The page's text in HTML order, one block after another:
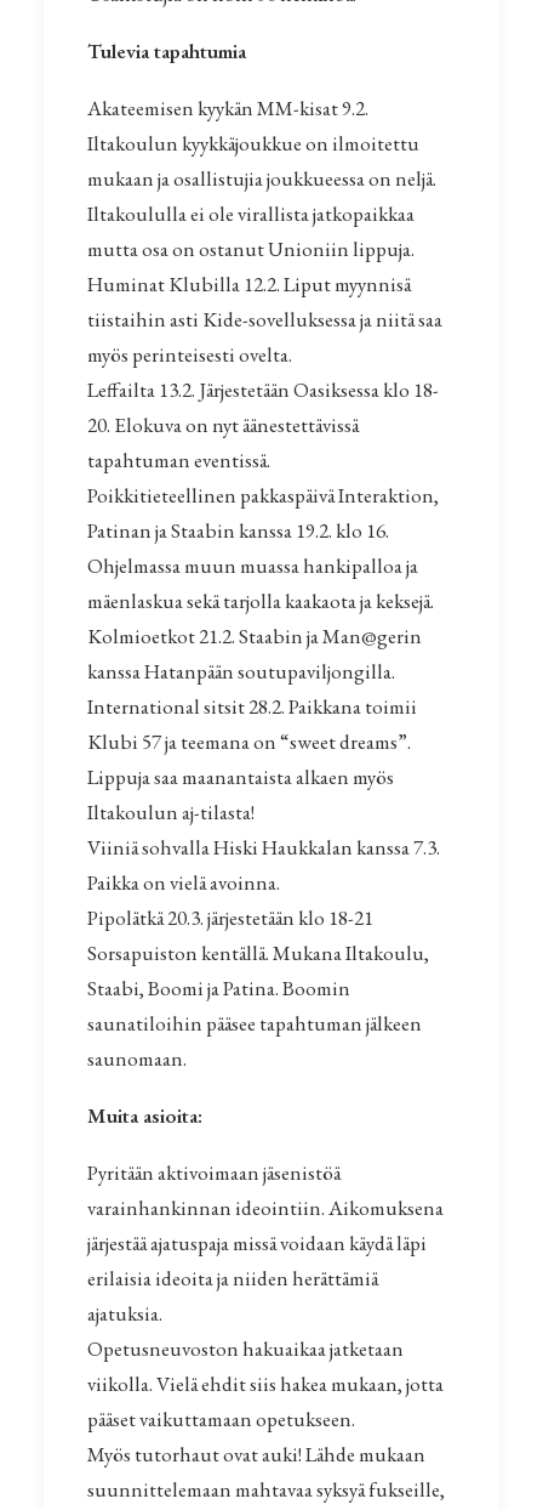
Tulevia tapahtumia
Akateemisen kyykän MM-kisat 9.2.
Iltakoulun kyykkäjoukkue on ilmoitettu
mukaan ja osallistujia joukkueessa on neljä.
Iltakoululla ei ole virallista jatkopaikkaa
mutta osa on ostanut Unioniin lippuja.
Huminat Klubilla 12.2. Liput myynnisä
tiistaihin asti Kide-sovelluksessa ja niitä saa
myös perinteisesti ovelta.
Leffailta 13.2. Järjestetään Oasiksessa klo 18-
20. Elokuva on nyt äänestettävissä
tapahtuman eventissä.
Poikkitieteellinen pakkaspäivä Interaktion,
Patinan ja Staabin kanssa 19.2. klo 16.
Ohjelmassa muun muassa hankipalloa ja
mäenlaskua sekä tarjolla kaakaota ja keksejä.
Kolmioetkot 21.2. Staabin ja Man@gerin
kanssa Hatanpään soutupaviljongilla.
International sitsit 28.2. Paikkana toimii
Klubi 57 ja teemana on “sweet dreams”.
Lippuja saa maanantaista alkaen myös
Iltakoulun aj-tilasta!
Viiniä sohvalla Hiski Haukkalan kanssa 7.3.
Paikka on vielä avoinna.
Pipolätkä 20.3. järjestetään klo 18-21
Sorsapuiston kentällä. Mukana Iltakoulu,
Staabi, Boomi ja Patina. Boomin
saunatiloihin pääsee tapahtuman jälkeen
saunomaan.
Muita asioita:
Pyritään aktivoimaan jäsenistöä
varainhankinnan ideointiin. Aikomuksena
järjestää ajatuspaja missä voidaan käydä läpi
erilaisia ideoita ja niiden herättämiä
ajatuksia.
Opetusneuvoston hakuaikaa jatketaan
viikolla. Vielä ehdit siis hakea mukaan, jotta
pääset vaikuttamaan opetukseen.
Myös tutorhaut ovat auki! Lähde mukaan
suunnittelemaan mahtavaa syksyä fukseille,